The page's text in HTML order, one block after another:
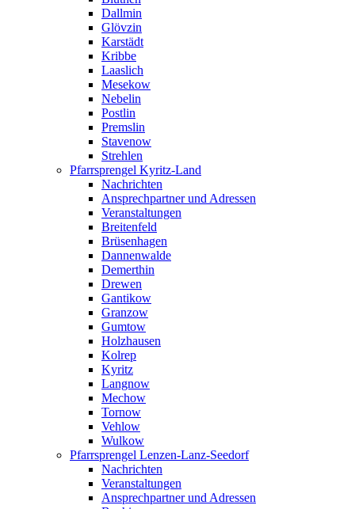
Dallmin
Glövzin
Karstädt
Kribbe
Laaslich
Mesekow
Nebelin
Postlin
Premslin
Stavenow
Strehlen
Pfarrsprengel Kyritz-Land
Nachrichten
Ansprechpartner und Adressen
Veranstaltungen
Breitenfeld
Brüsenhagen
Dannenwalde
Demerthin
Drewen
Gantikow
Granzow
Gumtow
Holzhausen
Kolrep
Kyritz
Langnow
Mechow
Tornow
Vehlow
Wulkow
Pfarrsprengel Lenzen-Lanz-Seedorf
Nachrichten
Veranstaltungen
Ansprechpartner und Adressen